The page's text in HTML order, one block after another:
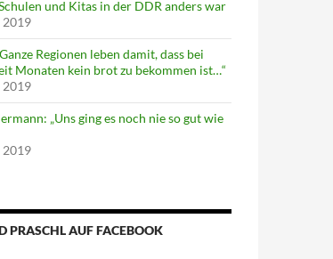
und Kitas in der DDR anders war
2019
Regionen leben damit, dass bei
Monaten kein brot zu bekommen ist…“
2019
„Uns ging es noch nie so gut wie
2019
PRASCHL AUF FACEBOOK